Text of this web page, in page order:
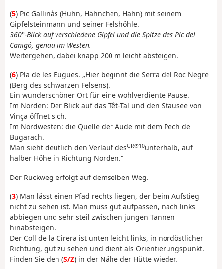
(5) Pic Gallinàs (Huhn, Hähnchen, Hahn) mit seinem
Gipfelsteinmann und seiner Felshöhle.
360°-Blick auf verschiedene Gipfel und die Spitze des Pic del
Canigó, genau im Westen.
Weitergehen, dabei knapp 200 m leicht absteigen.
(6) Pla de les Eugues. „Hier beginnt die Serra del Roc Negre
(Berg des schwarzen Felsens).
Ein wunderschöner Ort für eine wohlverdiente Pause.
Im Norden: Der Blick auf das Têt-Tal und den Stausee von
Vinça öffnet sich.
Im Nordwesten: die Quelle der Aude mit dem Pech de
Bugarach.
Man sieht deutlich den Verlauf desGR®10unterhalb, auf
halber Höhe in Richtung Norden.“
Der Rückweg erfolgt auf demselben Weg.
(3) Man lässt einen Pfad rechts liegen, der beim Aufstieg
nicht zu sehen ist. Man muss gut aufpassen, nach links
abbiegen und sehr steil zwischen jungen Tannen
hinabsteigen.
Der Coll de la Cirera ist unten leicht links, in nordöstlicher
Richtung, gut zu sehen und dient als Orientierungspunkt.
Finden Sie den (S/Z) in der Nähe der Hütte wieder.